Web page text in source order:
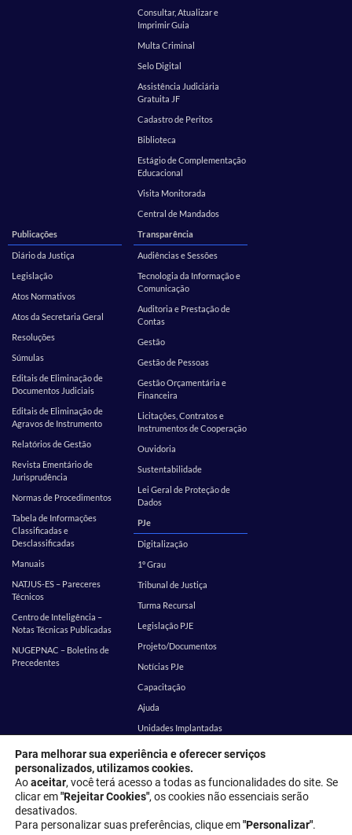
Consultar, Atualizar e
Imprimir Guia
Multa Criminal
Selo Digital
Assistência Judiciária
Gratuita JF
Cadastro de Peritos
Biblioteca
Estágio de Complementação
Educacional
Visita Monitorada
Central de Mandados
Publicações
Diário da Justiça
Legislação
Atos Normativos
Atos da Secretaria Geral
Resoluções
Súmulas
Editais de Eliminação de
Documentos Judiciais
Editais de Eliminação de
Agravos de Instrumento
Relatórios de Gestão
Revista Ementário de
Jurisprudência
Normas de Procedimentos
Tabela de Informações
Classificadas e
Desclassificadas
Manuais
NATJUS-ES – Pareceres
Técnicos
Centro de Inteligência –
Notas Técnicas Publicadas
NUGEPNAC – Boletins de
Precedentes
Transparência
Audiências e Sessões
Tecnologia da Informação e
Comunicação
Auditoria e Prestação de
Contas
Gestão
Gestão de Pessoas
Gestão Orçamentária e
Financeira
Licitações, Contratos e
Instrumentos de Cooperação
Ouvidoria
Sustentabilidade
Lei Geral de Proteção de
Dados
PJe
Digitalização
1º Grau
Tribunal de Justiça
Turma Recursal
Legislação PJE
Projeto/Documentos
Notícias PJe
Capacitação
Ajuda
Unidades Implantadas
Estatística
SEI
EMES Corregedoria
Endereço: Rua Desembargador Homero Mafra, 60 - Enseada do Suá,
Para melhorar sua experiência e oferecer serviços
personalizados, utilizamos cookies.
Aoaceitar, você terá acesso a todas as funcionalidades do site. Se
clicar em"Rejeitar Cookies", os cookies não essenciais serão
desativados.
Para personalizar suas preferências, clique em"Personalizar".